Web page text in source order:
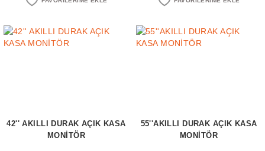
42'' AKILLI DURAK AÇIK KASA
MONİTÖR
55''AKILLI DURAK AÇIK KASA
MONİTÖR